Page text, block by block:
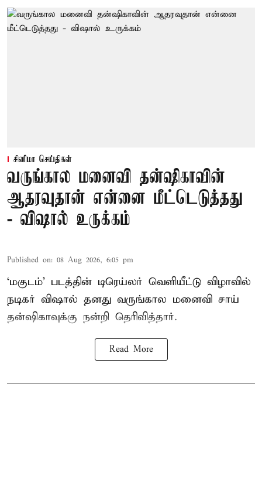
சினிமா செய்திகள்
வருங்கால மனைவி தன்ஷிகாவின்
ஆதரவுதான் என்னை மீட்டெடுத்தது
- விஷால் உருக்கம்
Published on: 08 Aug 2026, 6:05 pm
‘மகுடம்’ படத்தின் டிரெய்லர் வெளியீட்டு விழாவில்
நடிகர் விஷால் தனது வருங்கால மனைவி சாய்
தன்ஷிகாவுக்கு நன்றி தெரிவித்தார்.
Read More